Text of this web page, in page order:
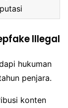
Illegal
hukuman
penjara.
konten